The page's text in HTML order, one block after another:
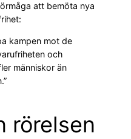
att bemöta nya
kampen mot de
och
människor än
rörelsen